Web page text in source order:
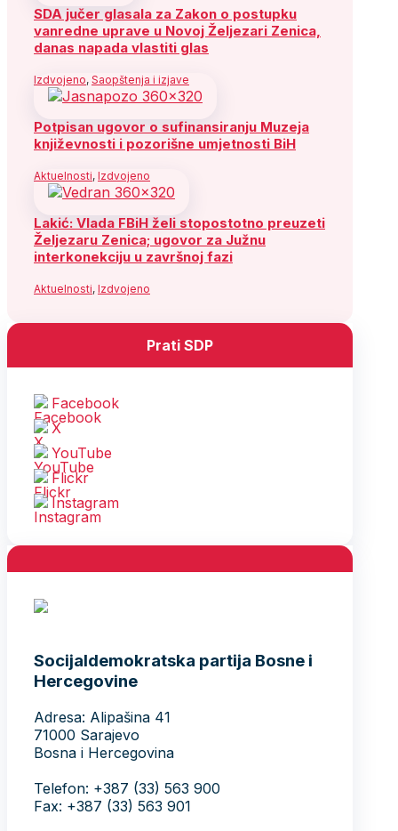
SDA jučer glasala za Zakon o postupku
vanredne uprave u Novoj Željezari Zenica,
danas napada vlastiti glas
Izdvojeno, Saopštenja i izjave
Potpisan ugovor o sufinansiranju Muzeja
književnosti i pozorišne umjetnosti BiH
Aktuelnosti, Izdvojeno
Lakić: Vlada FBiH želi stopostotno preuzeti
Željezaru Zenica; ugovor za Južnu
interkonekciju u završnoj fazi
Aktuelnosti, Izdvojeno
Prati SDP
Facebook
X
YouTube
Flickr
Instagram
Socijaldemokratska partija Bosne i
Hercegovine
Adresa: Alipašina 41
71000 Sarajevo
Bosna i Hercegovina
Telefon: +387 (33) 563 900
Fax: +387 (33) 563 901